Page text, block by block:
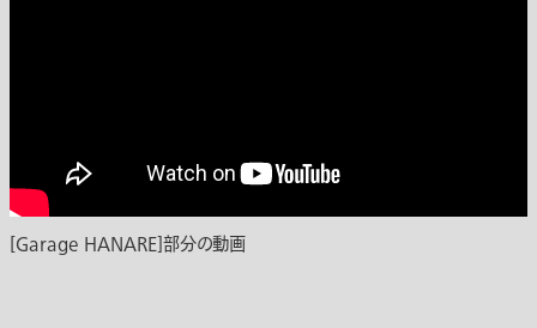
[Garage HANARE]部分の動画